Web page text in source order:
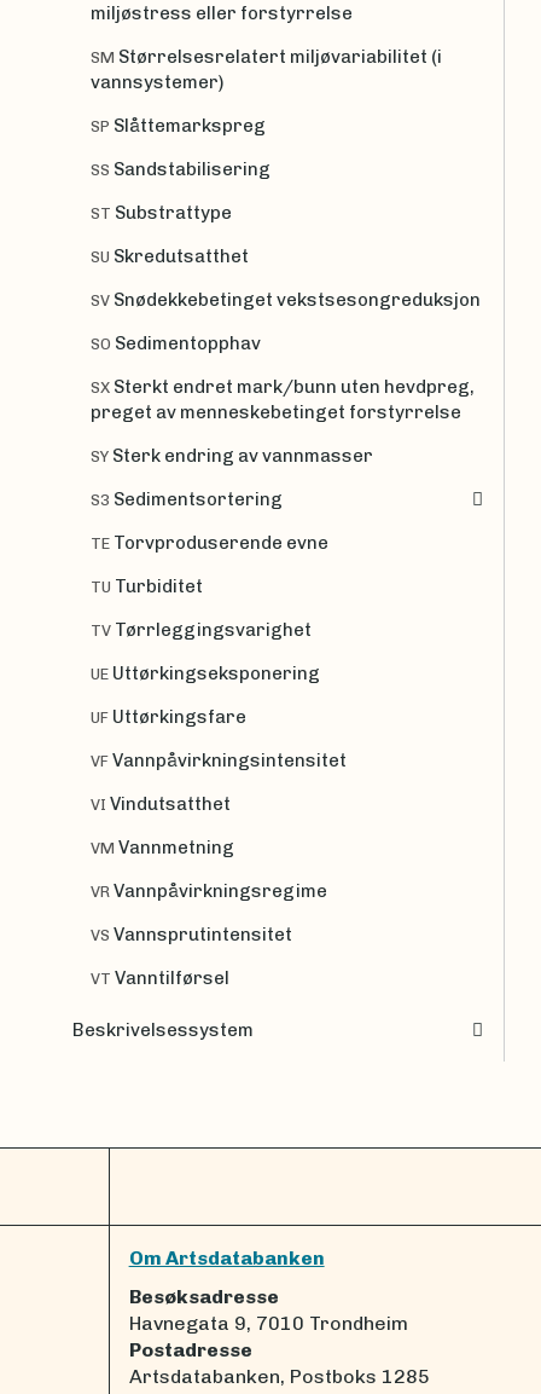
miljøstress eller forstyrrelse
SM Størrelsesrelatert miljøvariabilitet (i
vannsystemer)
SP Slåttemarkspreg
SS Sandstabilisering
ST Substrattype
SU Skredutsatthet
SV Snødekkebetinget vekstsesongreduksjon
SO Sedimentopphav
SX Sterkt endret mark/bunn uten hevdpreg,
preget av menneskebetinget forstyrrelse
SY Sterk endring av vannmasser
S3 Sedimentsortering
TE Torvproduserende evne
TU Turbiditet
TV Tørrleggingsvarighet
UE Uttørkingseksponering
UF Uttørkingsfare
VF Vannpåvirkningsintensitet
VI Vindutsatthet
VM Vannmetning
VR Vannpåvirkningsregime
VS Vannsprutintensitet
VT Vanntilførsel
Beskrivelsessystem
Om Artsdatabanken
Besøksadresse
Havnegata 9, 7010 Trondheim
Postadresse
Artsdatabanken, Postboks 1285